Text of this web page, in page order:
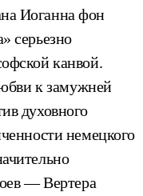
Иоганна фон
серьезно
канвой.
к замужней
духовного
немецкого
— Вертера